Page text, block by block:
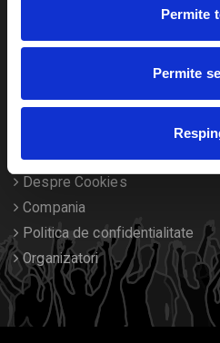
Permite
Permite
Termeni si conditii
Despre Cookies
Compania
Politica de confidentialitate
Organizatori